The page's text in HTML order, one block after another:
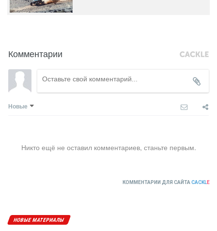
Комментарии
Новые
Никто ещё не оставил комментариев, станьте первым.
КОММЕНТАРИИ ДЛЯ САЙТА CACKLE
НОВЫЕ МАТЕРИАЛЫ